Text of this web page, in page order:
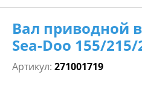
Вал приводной
Sea-Doo 155/215/
Артикул: 271001719